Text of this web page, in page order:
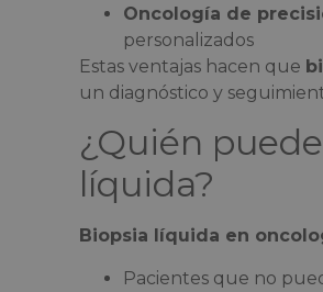
Oncología de
personalizados
Estas ventajas hacen que
un diagnóstico y
¿Quién
líquida?
Biopsia líquida en
Pacientes que no